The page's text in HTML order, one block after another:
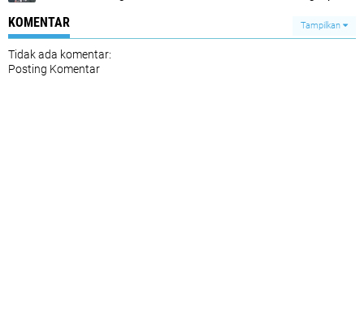
KOMENTAR Tampilkan
Tidak ada komentar:
Posting Komentar